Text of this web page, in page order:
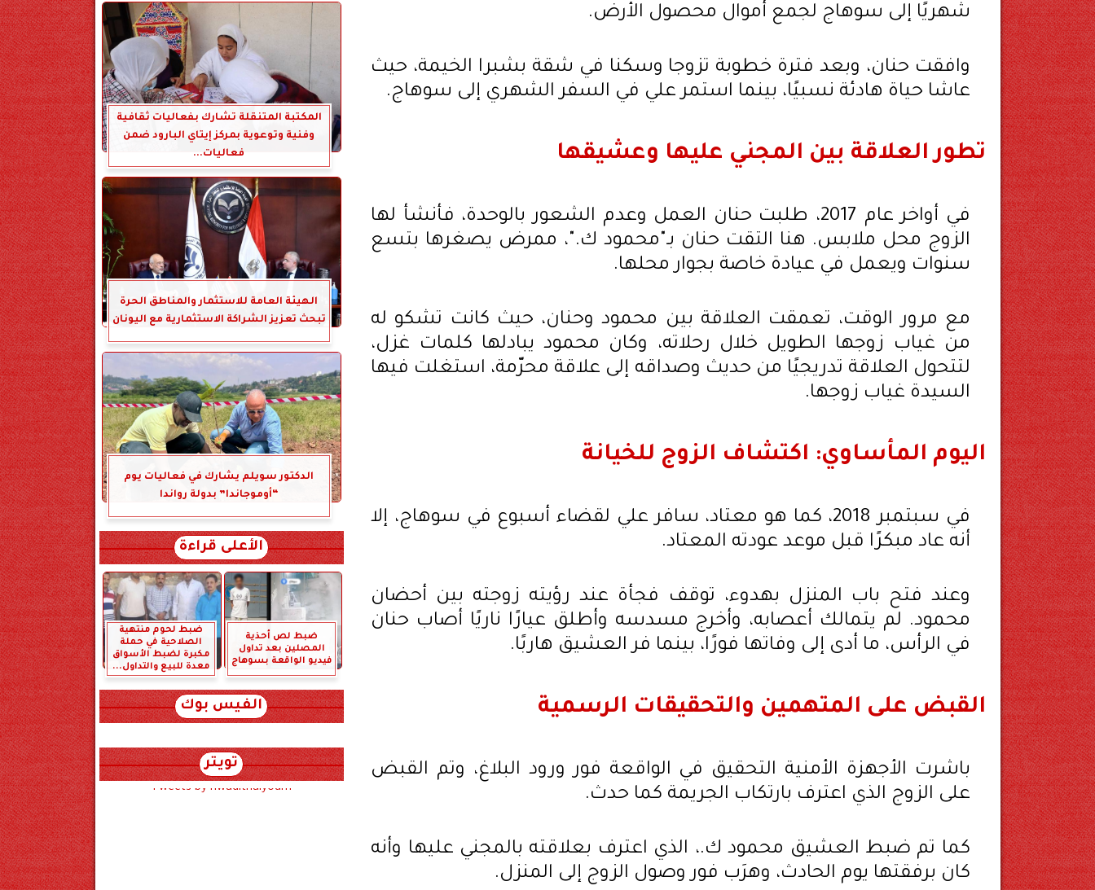
شهريًا إلى سوهاج لجمع أموال محصول الأرض.
وافقت حنان، وبعد فترة خطوبة تزوجا وسكنا في شقة بشبرا الخيمة، حيث
عاشا حياة هادئة نسبيًا، بينما استمر علي في السفر الشهري إلى سوهاج.
تطور العلاقة بين المجني عليها وعشيقها
في أواخر عام 2017، طلبت حنان العمل وعدم الشعور بالوحدة، فأنشأ لها
الزوج محل ملابس. هنا التقت حنان بـ"محمود ك."، ممرض يصغرها بتسع
سنوات ويعمل في عيادة خاصة بجوار محلها.
مع مرور الوقت، تعمقت العلاقة بين محمود وحنان، حيث كانت تشكو له
من غياب زوجها الطويل خلال رحلاته، وكان محمود يبادلها كلمات غزل،
لتتحول العلاقة تدريجيًا من حديث وصداقه إلى علاقة محرّمة، استغلت فيها
السيدة غياب زوجها.
اليوم المأساوي: اكتشاف الزوج للخيانة
في سبتمبر 2018، كما هو معتاد، سافر علي لقضاء أسبوع في سوهاج، إلا
أنه عاد مبكرًا قبل موعد عودته المعتاد.
وعند فتح باب المنزل بهدوء، توقف فجأة عند رؤيته زوجته بين أحضان
محمود. لم يتمالك أعصابه، وأخرج مسدسه وأطلق عيارًا ناريًا أصاب حنان
في الرأس، ما أدى إلى وفاتها فورًا، بينما فر العشيق هاربًا.
القبض على المتهمين والتحقيقات الرسمية
باشرت الأجهزة الأمنية التحقيق في الواقعة فور ورود البلاغ، وتم القبض
على الزوج الذي اعترف بارتكاب الجريمة كما حدث.
كما تم ضبط العشيق محمود ك.، الذي اعترف بعلاقته بالمجني عليها وأنه
كان برفقتها يوم الحادث، وهرَب فور وصول الزوج إلى المنزل.
المكتبة المتنقلة تشارك بفعاليات ثقافية
وفنية وتوعوية بمركز إيتاي البارود ضمن
فعاليات...
الهيئة العامة للاستثمار والمناطق الحرة
تبحث تعزيز الشراكة الاستثمارية مع اليونان
الدكتور سويلم يشارك في فعاليات يوم
“أوموجاندا” بدولة رواندا
الأعلى قراءة
ضبط لص أحذية
المصلين بعد تداول
فيديو الواقعة بسوهاج
ضبط لحوم منتهية
الصلاحية في حملة
مكبرة لضبط الأسواق
معدة للبيع والتداول...
الفيس بوك
تويتر
Tweets by hwadithalyoum